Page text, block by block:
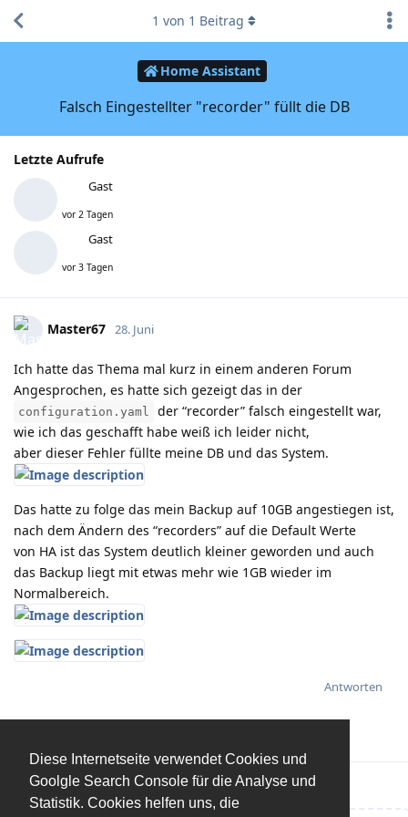
Diese Internetseite verwendet Cookies und
Goolgle Search Console für die Analyse und
Statistik. Cookies helfen uns, die
Home Assistant
Falsch Eingestellter "recorder" füllt die DB
Letzte Aufrufe
Gast
vor 2 Tagen
Gast
vor 3 Tagen
1 von 1 Beitrag
Master67 28. Juni
Ich hatte das Thema mal kurz in einem anderen Forum
Angesprochen, es hatte sich gezeigt das in der
configuration.yaml
der “recorder” falsch eingestellt war,
wie ich das geschafft habe weiß ich leider nicht,
aber dieser Fehler füllte meine DB und das System.
Das hatte zu folge das mein Backup auf 10GB angestiegen ist,
nach dem Ändern des “recorders” auf die Default Werte
von HA ist das System deutlich kleiner geworden und auch
das Backup liegt mit etwas mehr wie 1GB wieder im
Normalbereich.
Antworten